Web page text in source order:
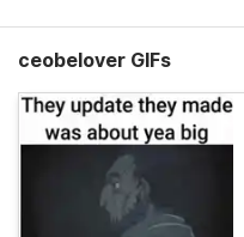
ceobelover GIFs